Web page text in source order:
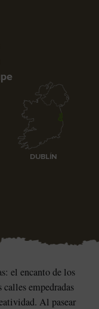
Me gusta
DUBLÍN
el encanto de los
empedradas
Al pasear